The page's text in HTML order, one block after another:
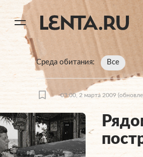
Среда обитания Все
03:00, 2 марта 2009